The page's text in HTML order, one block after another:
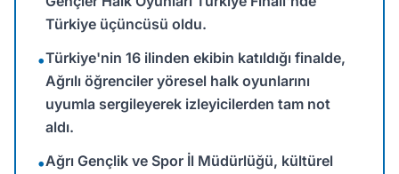
Türkiye üçüncüsü oldu.
•Türkiye'nin 16 ilinden ekibin katıldığı finalde,
Ağrılı öğrenciler yöresel halk oyunlarını
uyumla sergileyerek izleyicilerden tam not
aldı.
•Ağrı Gençlik ve Spor İl Müdürlüğü, kültürel